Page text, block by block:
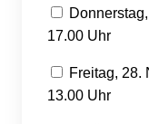
17.00 Uhr
Freitag, 28.
13.00 Uhr